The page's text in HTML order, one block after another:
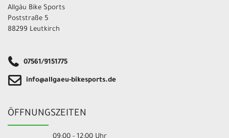
Allgäu Bike Sports
Poststraße 5
88299 Leutkirch
07561/9151775
info@allgaeu-bikesports.de
ÖFFNUNGSZEITEN